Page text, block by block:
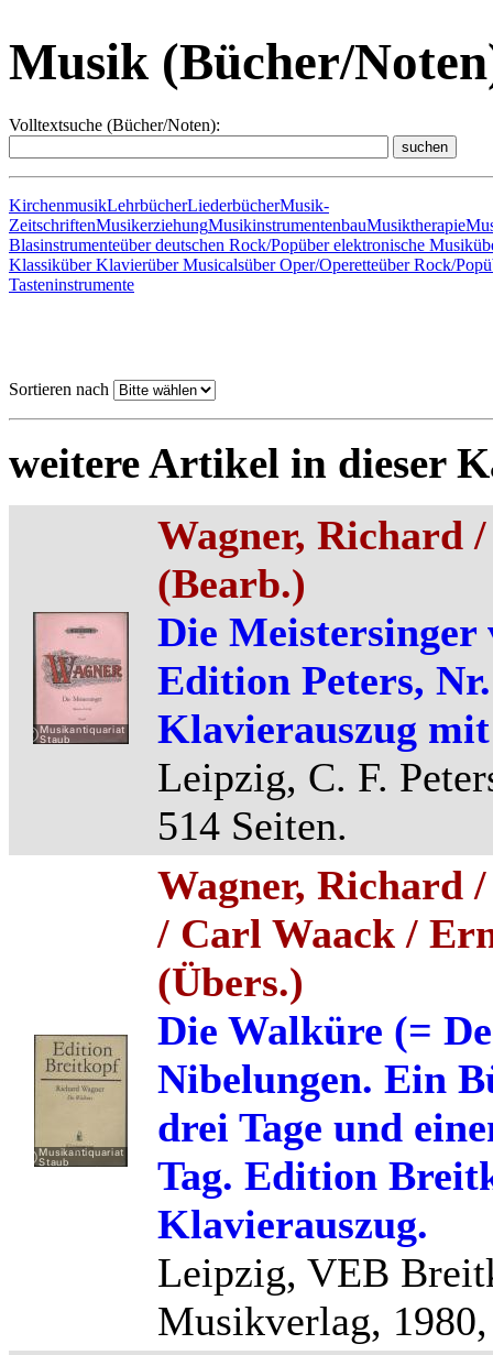
Musik (Bücher/
Volltextsuche (Bücher/Noten):
KirchenmusikLehrbücherLiederbücherMusik-
ZeitschriftenMusikerziehungMusikinstrumentenbauMusiktherapie
Blasinstrumenteüber deutschen Rock/Popüber elektronische Musik
Klassiküber Klavierüber Musicalsüber Oper/Operetteüber Rock/Pop
Tasteninstrumente
Sortieren nach
weitere Artikel in dieser
Wagner, Richard
(Bearb.)
Die
Edition Peters,
Klavierauszug
Leipzig, C. F.
514 Seiten.
Wagner, Richard
/ Carl Waack /
(Übers.)
Die Walküre (=
Nibelungen. Ein
drei Tage und
Tag. Edition
Klavierauszug.
Leipzig, VEB
Musikverlag,